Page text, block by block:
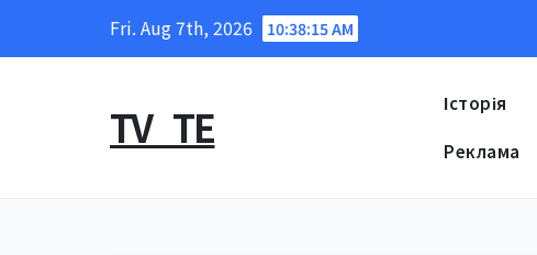
Fri. Aug 7th, 2026 10:38:16 AM
TV_TE Історія
Реклама